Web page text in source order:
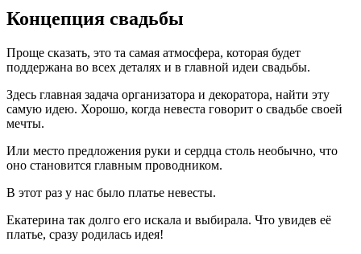
Концепция свадьбы
Проще сказать, это та самая атмосфера, которая будет
поддержана во всех деталях и в главной идеи свадьбы.
Здесь главная задача организатора и декоратора, найти эту
самую идею. Хорошо, когда невеста говорит о свадьбе своей
мечты.
Или место предложения руки и сердца столь необычно, что
оно становится главным проводником.
В этот раз у нас было платье невесты.
Екатерина так долго его искала и выбирала. Что увидев её
платье, сразу родилась идея!